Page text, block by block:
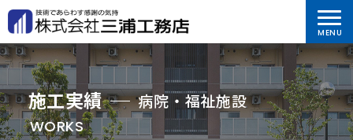
施工実績 病院・福祉施設
WORKS